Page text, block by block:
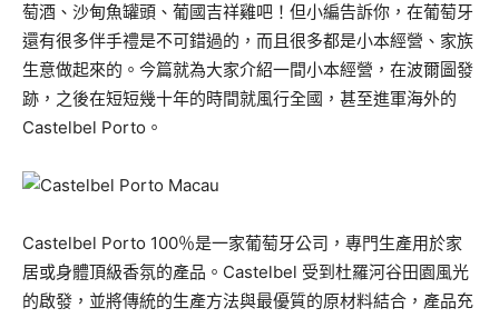
萄酒、沙甸魚罐頭、葡國吉祥雞吧！但小編告訴你，在葡萄牙
還有很多伴手禮是不可錯過的，而且很多都是小本經營、家族
生意做起來的。今篇就為大家介紹一間小本經營，在波爾圖發
跡，之後在短短幾十年的時間就風行全國，甚至進軍海外的
Castelbel Porto。
Castelbel Porto 100％是一家葡萄牙公司，專門生產用於家
居或身體頂級香氛的產品。Castelbel 受到杜羅河谷田園風光
的啟發，並將傳統的生產方法與最優質的原材料結合，產品充